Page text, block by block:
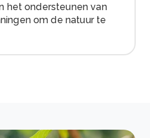
het ondersteunen van
om de natuur te